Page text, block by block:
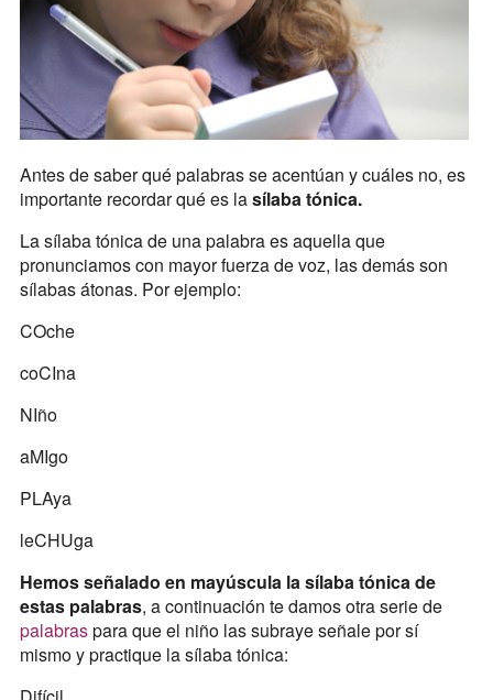
Antes de saber qué palabras se acentúan y cuáles no, es
importante recordar qué es lasílaba tónica.
La sílaba tónica de una palabra es aquella que
pronunciamos con mayor fuerza de voz, las demás son
sílabas átonas. Por ejemplo:
COche
coCIna
NIño
aMIgo
PLAya
leCHUga
Hemos señalado en mayúscula la sílaba tónica de
estas palabras, a continuación te damos otra serie de
palabraspara que el niño las subraye señale por sí
mismo y practique la sílaba tónica: